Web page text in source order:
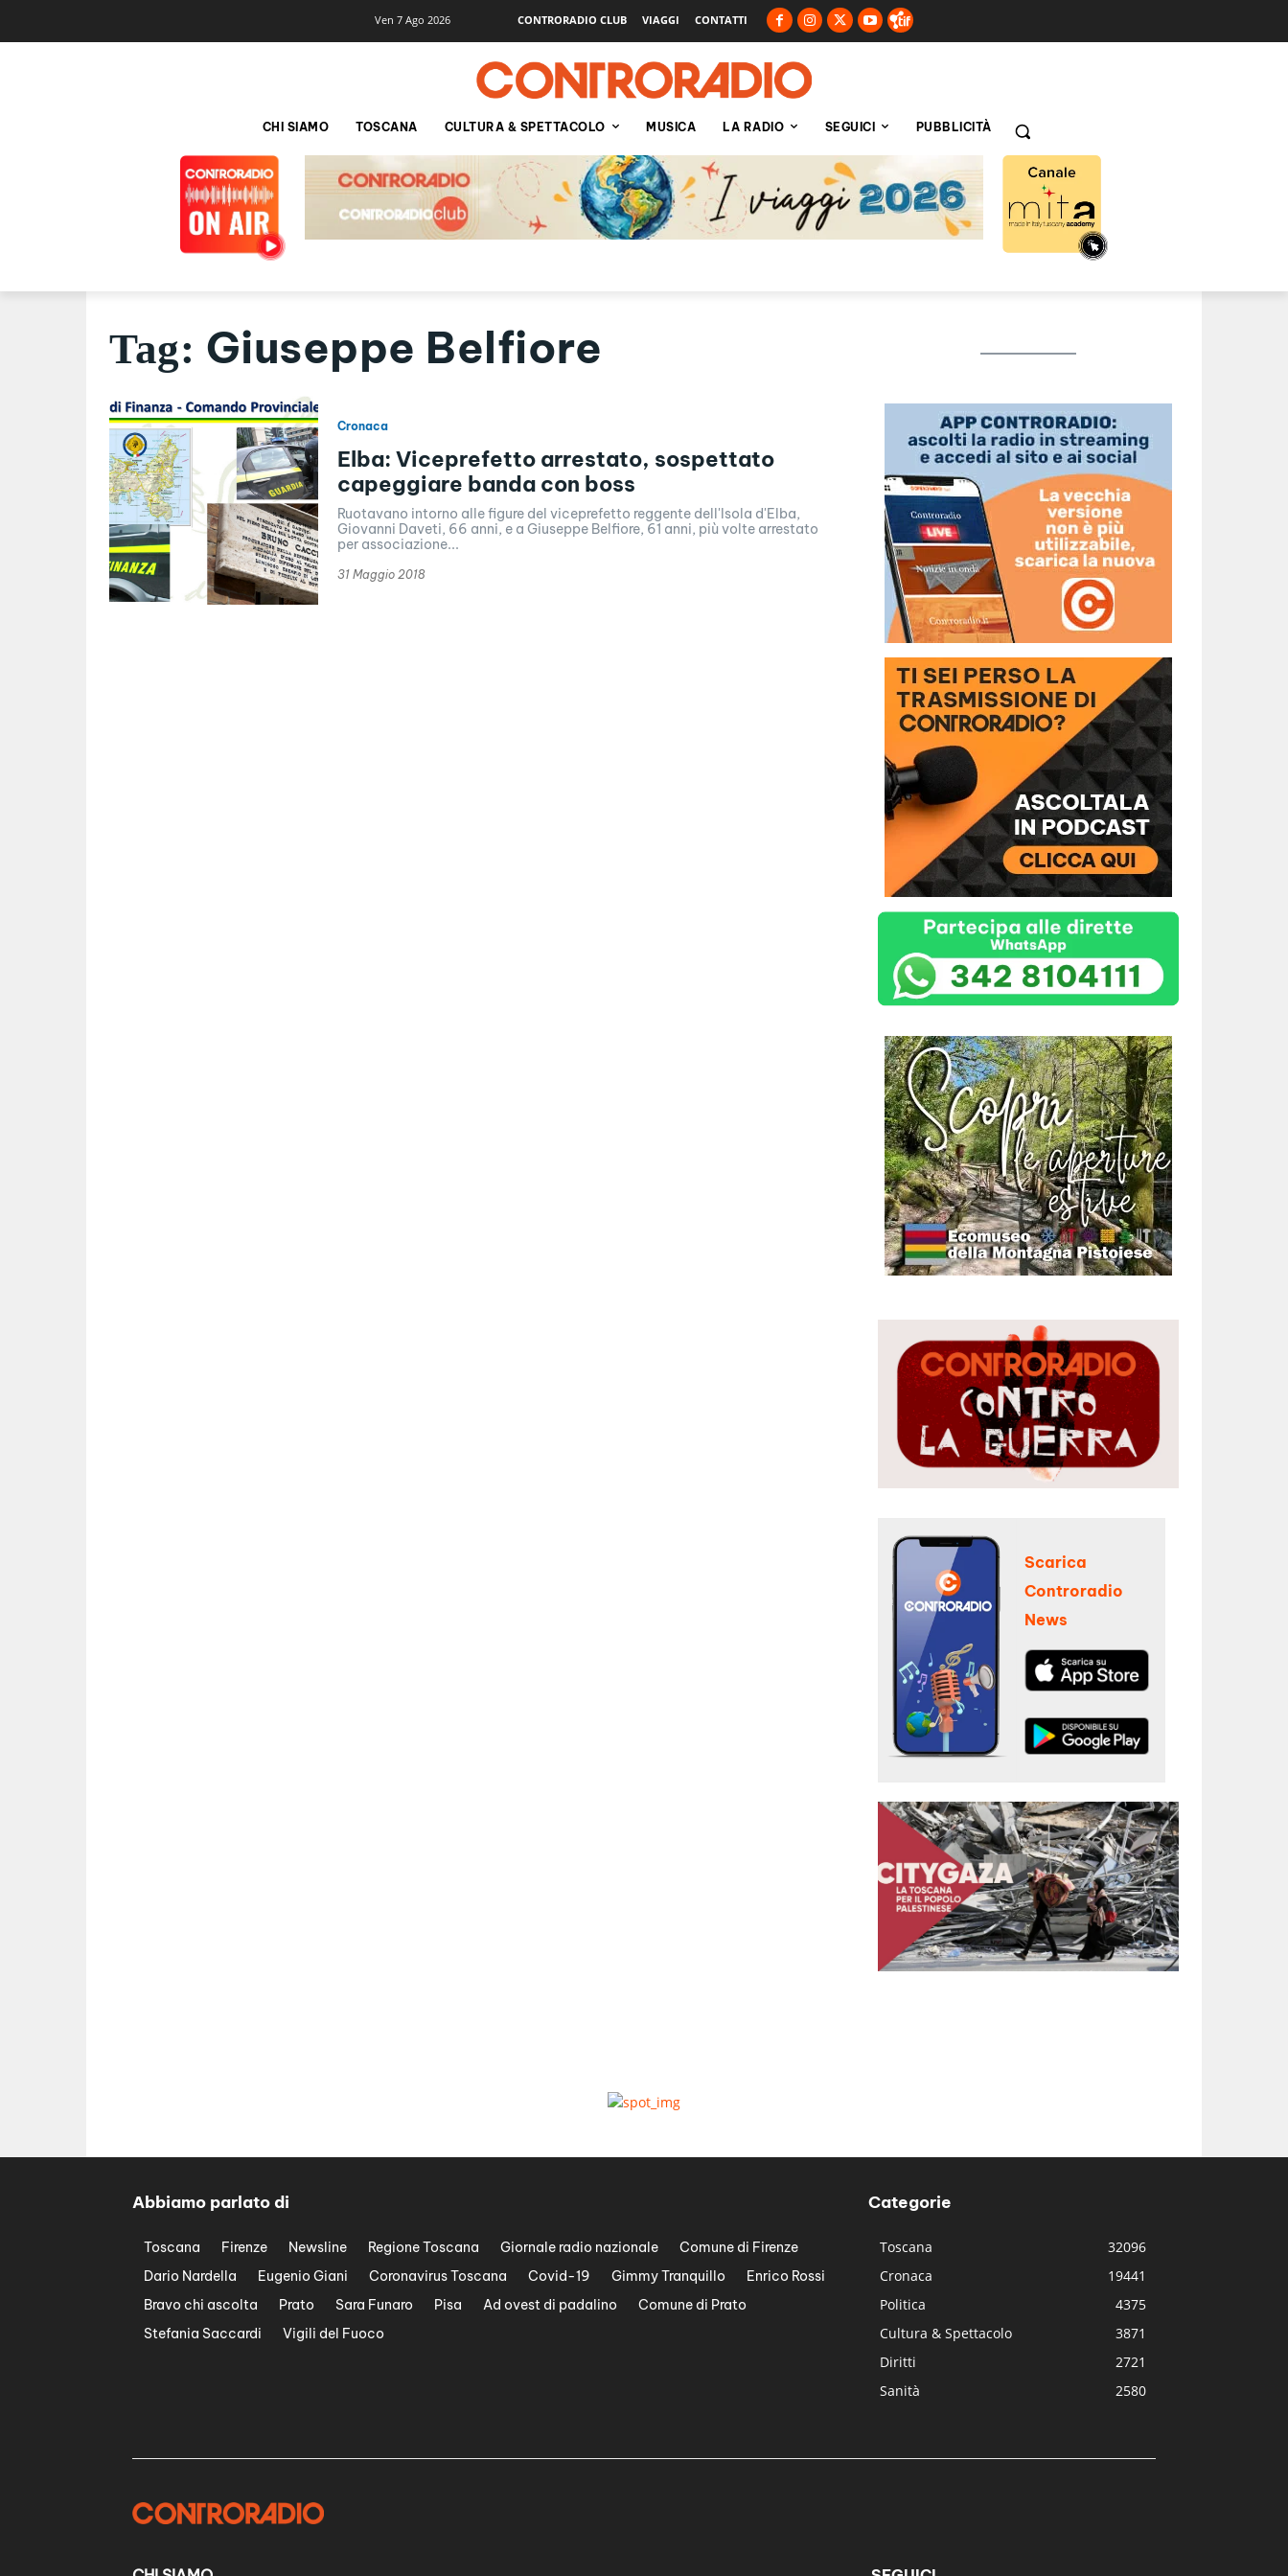
Ven 7 Ago 2026 CONTRORADIO CLUB VIAGGI CONTATTI
CHI SIAMO TOSCANA CULTURA & SPETTACOLO MUSICA LA RADIO SEGUICI PUBBLICITÀ
Tag: Giuseppe Belfiore
Cronaca
Elba: Viceprefetto arrestato, sospettato
capeggiare banda con boss
Ruotavano intorno alle figure del viceprefetto reggente dell'Isola d'Elba,
Giovanni Daveti, 66 anni, e a Giuseppe Belfiore, 61 anni, più volte arrestato
per associazione...
31 Maggio 2018
Scarica
Controradio
News
Abbiamo parlato di
Toscana Firenze Newsline Regione Toscana Giornale radio nazionale
Comune di Firenze
Dario Nardella
Eugenio Giani Coronavirus Toscana Covid-19 Gimmy Tranquillo
Enrico Rossi
Bravo chi ascolta
Prato Sara Funaro Pisa Ad ovest di padalino
Comune di Prato
Stefania Saccardi
Vigili del Fuoco
Categorie
Toscana
32096
Cronaca
19441
Politica
4375
Cultura & Spettacolo
3871
Diritti
2721
Sanità
2580